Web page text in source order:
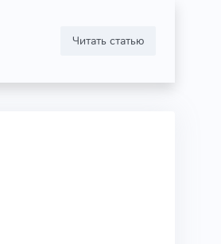
Читать статью